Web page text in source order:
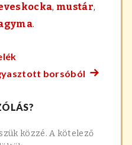
, mustár,
.
borsóból
közzé. A kötelező